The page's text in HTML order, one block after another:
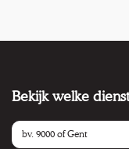
Bekijk welke